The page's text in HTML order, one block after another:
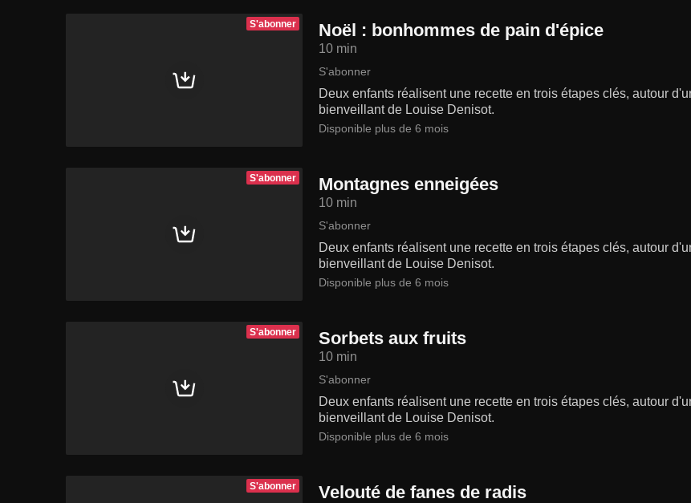
S'abonner Noël : bonhommes de pain d'épice
10 min
S'abonner
Deux enfants réalisent une recette en trois étapes clés, autour
bienveillant de Louise Denisot.
Disponible plus de 6 mois
S'abonner Montagnes enneigées
10 min
S'abonner
Deux enfants réalisent une recette en trois étapes clés, autour
bienveillant de Louise Denisot.
Disponible plus de 6 mois
S'abonner Sorbets aux fruits
10 min
S'abonner
Deux enfants réalisent une recette en trois étapes clés, autour
bienveillant de Louise Denisot.
Disponible plus de 6 mois
S'abonner Velouté de fanes de radis